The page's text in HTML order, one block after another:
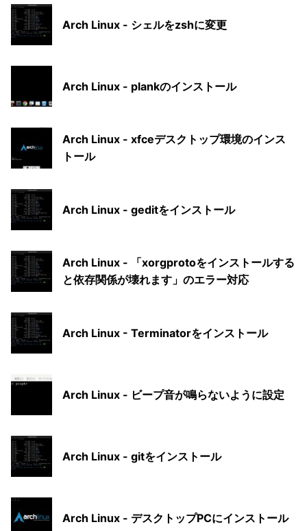
Arch Linux - シェルをzshに変更
Arch Linux - plankのインストール
Arch Linux - xfceデスクトップ環境のインス
トール
Arch Linux - geditをインストール
Arch Linux - 「xorgprotoをインストールする
と依存関係が壊れます」のエラー対応
Arch Linux - Terminatorをインストール
Arch Linux - ビープ音が鳴らないように設定
Arch Linux - gitをインストール
Arch Linux - デスクトップPCにインストール